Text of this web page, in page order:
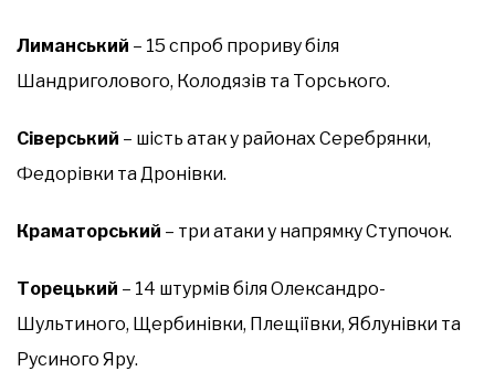
Лиманський – 15 спроб прориву біля
Шандриголового, Колодязів та Торського.
Сіверський – шість атак у районах Серебрянки,
Федорівки та Дронівки.
Краматорський – три атаки у напрямку Ступочок.
Торецький – 14 штурмів біля Олександро-
Шультиного, Щербинівки, Плещіївки, Яблунівки та
Русиного Яру.